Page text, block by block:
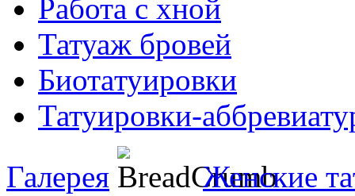
Работa с хнoй
Татуаж бровей
Биотaтуировки
Татуировки-
Галерея
Женские